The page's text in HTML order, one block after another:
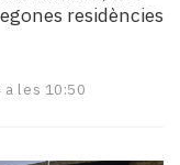
residències
les 10:50